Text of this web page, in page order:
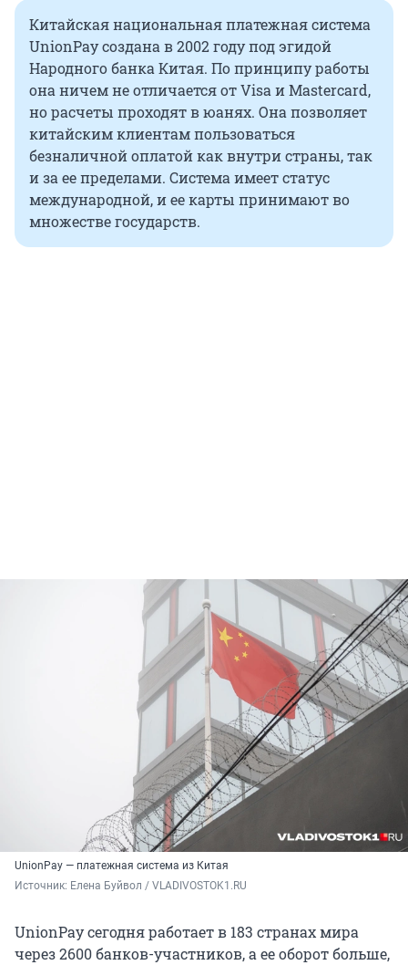
Китайская национальная платежная система
UnionPay создана в 2002 году под эгидой
Народного банка Китая. По принципу работы
она ничем не отличается от Visa и Mastercard,
но расчеты проходят в юанях. Она позволяет
китайским клиентам пользоваться
безналичной оплатой как внутри страны, так
и за ее пределами. Система имеет статус
международной, и ее карты принимают во
множестве государств.
UnionPay — платежная система из Китая
Источник: Елена Буйвол / VLADIVOSTOK1.RU
UnionPay сегодня работает в 183 странах мира
через 2600 банков-участников, а ее оборот больше,